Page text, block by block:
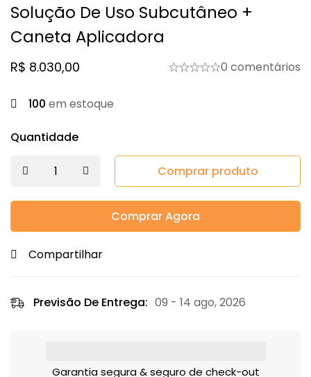
Solução De Uso Subcutâneo +
Caneta Aplicadora
R$ 8.030,00 0 comentários
100 em estoque
Quantidade
Comprar produto
Comprar Agora
Compartilhar
Previsão De Entrega: 09 - 14 ago, 2026
Garantia segura & seguro de check-out